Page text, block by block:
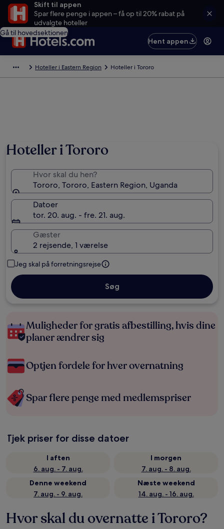
Skift til appen
Spar flere penge i appen – få op til 20% rabat på
udvalgte hoteller
Gå til hovedsektionen
Hent appen
Hoteller i Eastern Region Hoteller i Tororo
Hoteller i Tororo
Hvor skal du hen?
Tororo, Tororo, Eastern Region, Uganda
Datoer
tor. 20. aug. - fre. 21. aug.
Gæster
2 rejsende, 1 værelse
Jeg skal på forretningsrejse
Søg
Muligheder for gratis afbestilling, hvis dine
planer ændrer sig
Optjen fordele for hver overnatning
Spar flere penge med medlemspriser
Tjek priser for disse datoer
I aften
6. aug. - 7. aug.
I morgen
7. aug. - 8. aug.
Denne weekend
7. aug. - 9. aug.
Næste weekend
14. aug. - 16. aug.
Hvor skal du overnatte i Tororo?